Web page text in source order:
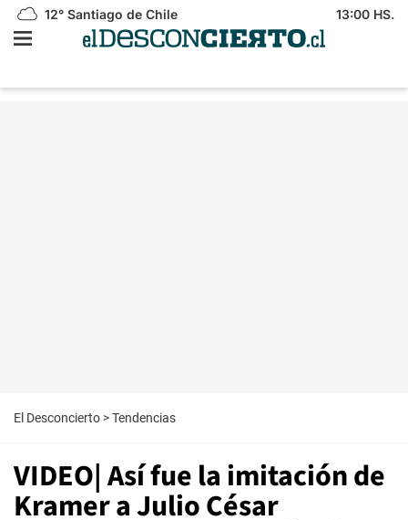
12° Santiago de Chile 13:00 HS.
El Desconcierto >Tendencias
VIDEO| Así fue la imitación de
Kramer a Julio César